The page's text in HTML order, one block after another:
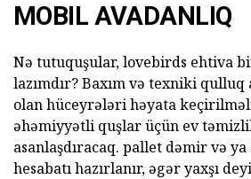
MOBIL AVADANLIQ
Nə tutuquşular, lovebirds ehtiva
lazımdır? Baxım və texniki
olan hüceyrələri həyata
əhəmiyyətli quşlar üçün ev
asanlaşdıracaq. pallet dəmir və
hesabatı hazırlanır, əgər yaxşı